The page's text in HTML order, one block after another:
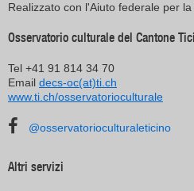
Realizzato con l'Aiuto federale per
Osservatorio culturale del Cantone
Tel +41 91 814 34 70
Email decs-oc(at)ti.ch
www.ti.ch/osservatorioculturale
@osservatorioculturaleticino
Altri servizi